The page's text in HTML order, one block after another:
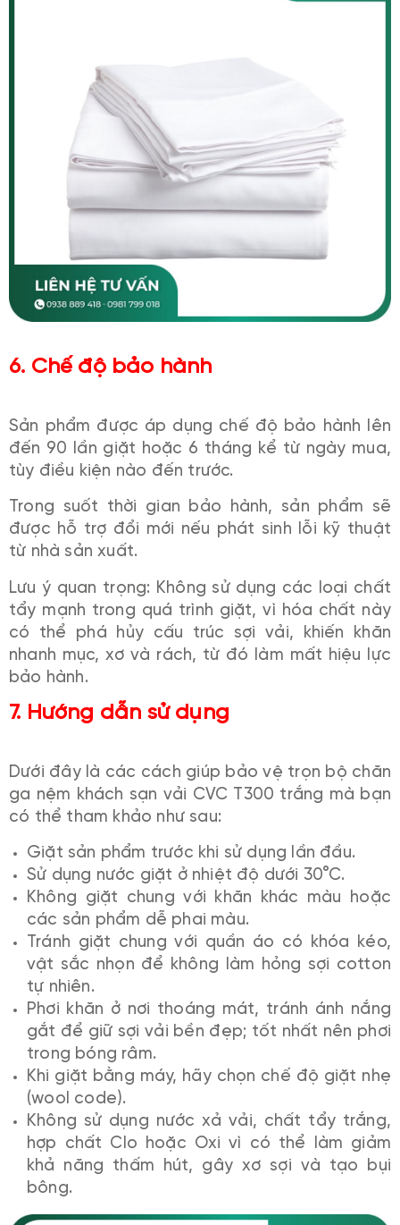
6. Chế độ bảo hành
Sản phẩm được áp dụng chế độ bảo hành lên
đến 90 lần giặt hoặc 6 tháng kể từ ngày mua,
tùy điều kiện nào đến trước.
Trong suốt thời gian bảo hành, sản phẩm sẽ
được hỗ trợ đổi mới nếu phát sinh lỗi kỹ thuật
từ nhà sản xuất.
Lưu ý quan trọng: Không sử dụng các loại chất
tẩy mạnh trong quá trình giặt, vì hóa chất này
có thể phá hủy cấu trúc sợi vải, khiến khăn
nhanh mục, xơ và rách, từ đó làm mất hiệu lực
bảo hành.
7. Hướng dẫn sử dụng
Dưới đây là các cách giúp bảo vệ trọn bộ chăn
ga nệm khách sạn vải CVC T300 trắng mà bạn
có thể tham khảo như sau:
Giặt sản phẩm trước khi sử dụng lần đầu.
Sử dụng nước giặt ở nhiệt độ dưới 30°C.
Không giặt chung với khăn khác màu hoặc
các sản phẩm dễ phai màu.
Tránh giặt chung với quần áo có khóa kéo,
vật sắc nhọn để không làm hỏng sợi cotton
tự nhiên.
Phơi khăn ở nơi thoáng mát, tránh ánh nắng
gắt để giữ sợi vải bền đẹp; tốt nhất nên phơi
trong bóng râm.
Khi giặt bằng máy, hãy chọn chế độ giặt nhẹ
(wool code).
Không sử dụng nước xả vải, chất tẩy trắng,
hợp chất Clo hoặc Oxi vì có thể làm giảm
khả năng thấm hút, gây xơ sợi và tạo bụi
bông.